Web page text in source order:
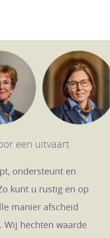
een uitvaart
ondersteunt en
kunt u rustig en op
manier afscheid
Wij hechten waarde